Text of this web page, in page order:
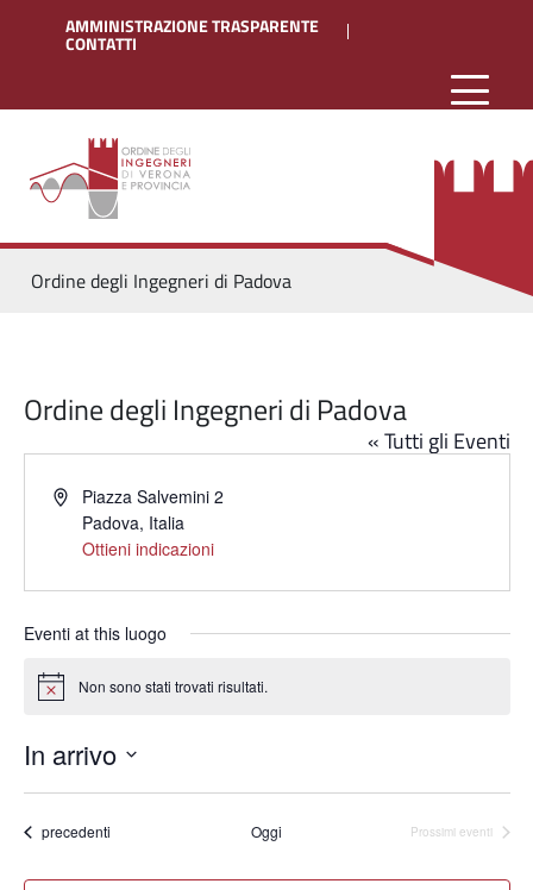
AMMINISTRAZIONE TRASPARENTE
CONTATTI
Ordine degli Ingegneri di Padova
Ordine degli Ingegneri di Padova
« Tutti gli Eventi
Piazza Salvemini 2
Padova, Italia
Ottieni indicazioni
Eventi at this luogo
Notice Non sono stati trovati risultati.
In arrivo
data.
Eventi
precedenti Oggi Prossimi eventi